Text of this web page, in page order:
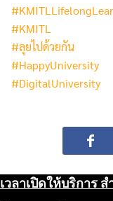
#KMITL
#ลุยไปด้วยกัน
#HappyUniversity
#DigitalUniversity
เวลาเปิดให้บริการ